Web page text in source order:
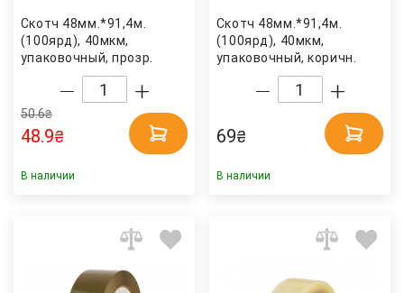
Скотч 48мм.*91,4м.
(100ярд), 40мкм,
упаковочный, прозр.
50.6₴
48.9₴
В наличии
Скотч 48мм.*91,4м.
(100ярд), 40мкм,
упаковочный, коричн.
Axent Delta
69₴
В наличии